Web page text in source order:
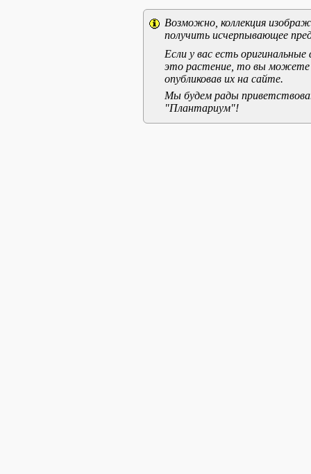
Возможно, коллекция
получить исчерпывающее
Если у вас есть
это растение, то вы можете
опубликовав их на сайте.
Мы будем рады
"Плантариум"!